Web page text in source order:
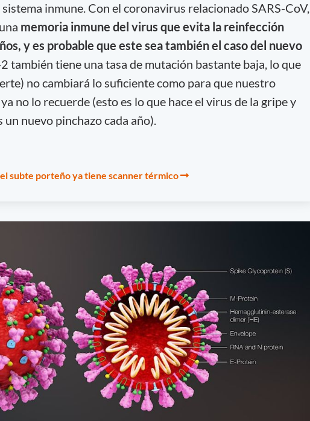
inmune. Con el coronavirus relacionado SARS-CoV,
memoria inmune del virus que evita la reinfección
y es probable que este sea también el caso del nuevo
también tiene una tasa de mutación bastante baja, lo que
no cambiará lo suficiente como para que nuestro
no lo recuerde (esto es lo que hace el virus de la gripe y
nuevo pinchazo cada año).
subte porteño ya tiene scanner térmico